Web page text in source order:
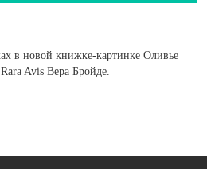
в новой книжке-картинке Оливье
Avis Вера Бройде.